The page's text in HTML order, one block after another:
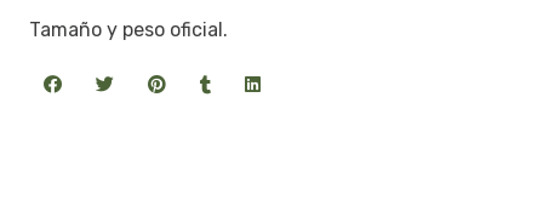
Tamaño y peso oficial.